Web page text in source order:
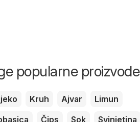
popularne proizvode
Kruh Ajvar
Limun
Čips Sok Svinjetina